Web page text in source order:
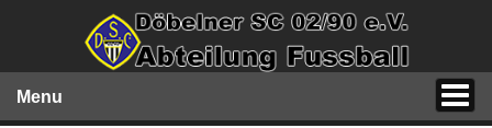
Menu